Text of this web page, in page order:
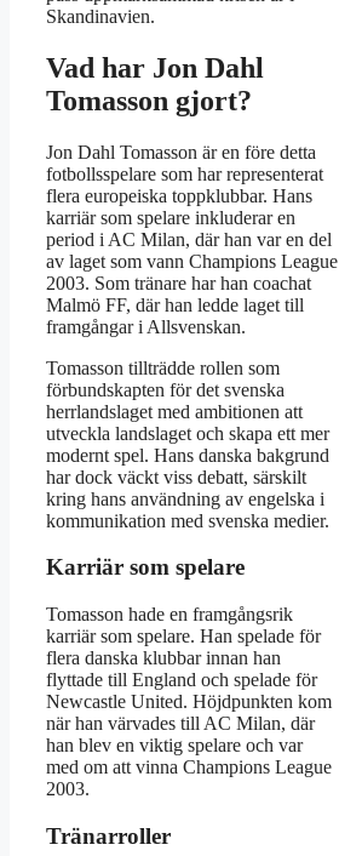
Skandinavien.
Vad har Jon Dahl
Tomasson gjort?
Jon Dahl Tomasson är en före detta
fotbollsspelare som har representerat
flera europeiska toppklubbar. Hans
karriär som spelare inkluderar en
period i AC Milan, där han var en del
av laget som vann Champions League
2003. Som tränare har han coachat
Malmö FF, där han ledde laget till
framgångar i Allsvenskan.
Tomasson tillträdde rollen som
förbundskapten för det svenska
herrlandslaget med ambitionen att
utveckla landslaget och skapa ett mer
modernt spel. Hans danska bakgrund
har dock väckt viss debatt, särskilt
kring hans användning av engelska i
kommunikation med svenska medier.
Karriär som spelare
Tomasson hade en framgångsrik
karriär som spelare. Han spelade för
flera danska klubbar innan han
flyttade till England och spelade för
Newcastle United. Höjdpunkten kom
när han värvades till AC Milan, där
han blev en viktig spelare och var
med om att vinna Champions League
2003.
Tränarroller